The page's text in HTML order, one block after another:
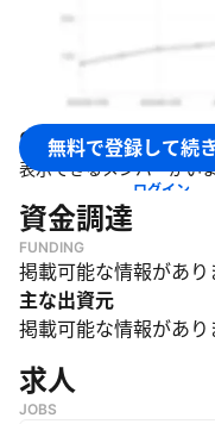
何をしているのか
会計・税務・労務・法
・
開発・テクノロジー支援
・デザイン・ブランディ
・ マーケティング・リサ
・事業開発支援
・不動産支援
無料で登録して続
ログイン
SEVENRICH
表示できるメンバーがい
資金調達
FUNDING
掲載可能な情報があり
主な出資元
掲載可能な情報があり
求人
JOBS